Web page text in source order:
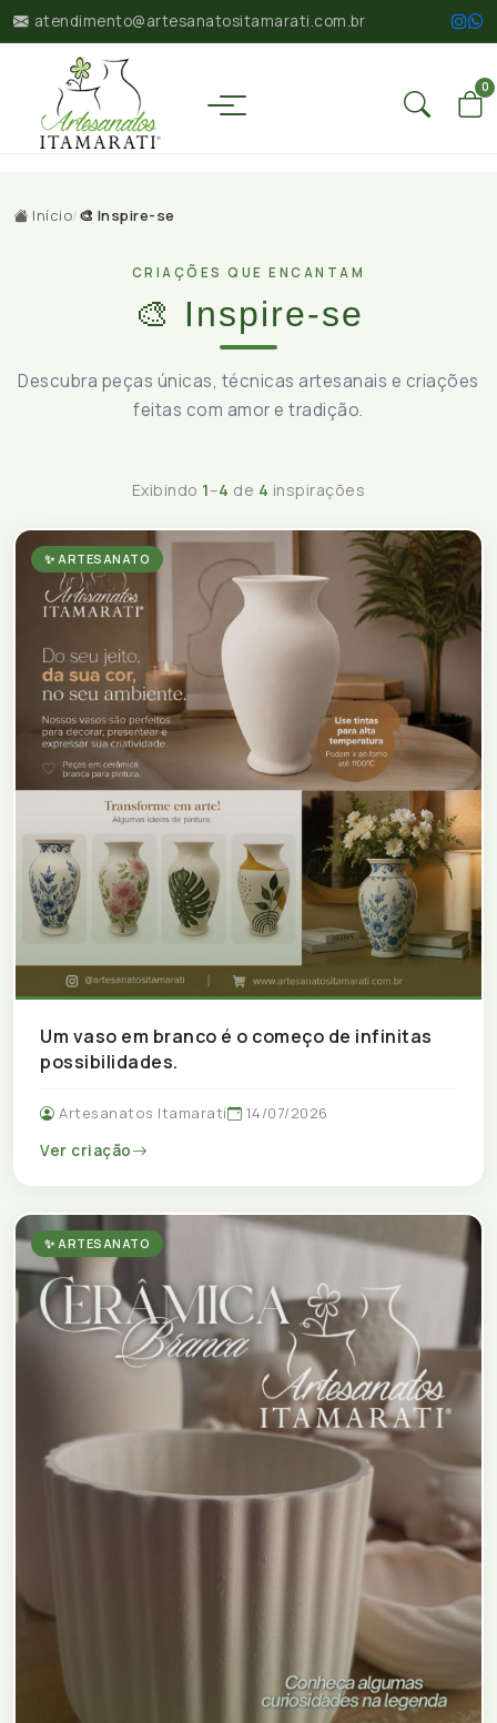
atendimento@artesanatositamarati.com.br
0
Início/🎨 Inspire-se
CRIAÇÕES QUE ENCANTAM
🎨 Inspire-se
Descubra peças únicas, técnicas artesanais e criações
feitas com amor e tradição.
Exibindo 1–4 de 4 inspirações
✨ ARTESANATO
Um vaso em branco é o começo de infinitas
possibilidades.
Artesanatos Itamarati
14/07/2026
Ver criação
✨ ARTESANATO